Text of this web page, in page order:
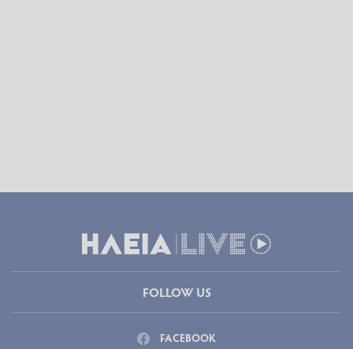
FOLLOW US
FACEBOOK